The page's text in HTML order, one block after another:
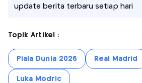
update berita terbaru setiap hari
Topik Artikel :
Piala Dunia 2026 Real Madrid
Luka Modric